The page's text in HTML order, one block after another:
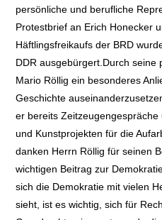
persönliche und berufliche
Protestbrief an Erich Honecker
Häftlingsfreikaufs der BRD
DDR ausgebürgert.Durch seine
Mario Röllig ein besonderes
Geschichte
er bereits
und Kunstprojekten für die
danken Herrn Röllig für seinen
wichtigen Beitrag zur
sich die Demokratie mit vielen
sieht, ist es wichtig, sich für